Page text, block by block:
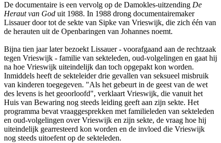
De documentaire is een vervolg op de Damokles-uitzending De
Heraut van God uit 1988. In 1988 drong documentairemaker
Lissauer door tot de sekte van Sipke van Vrieswijk, die zich één van
de herauten uit de Openbaringen van Johannes noemt.
Bijna tien jaar later bezoekt Lissauer - voorafgaand aan de rechtzaak
tegen Vrieswijk - familie van sekteleden, oud-volgelingen en gaat hij
na hoe Vrieswijk uiteindelijk dan toch opgepakt kon worden.
Inmiddels heeft de sekteleider drie gevallen van seksueel misbruik
van kinderen toegegeven. "Als het gebeurt in de geest van de wet
des levens is het geoorloofd", verklaart Vrieswijk, die vanuit het
Huis van Bewaring nog steeds leiding geeft aan zijn sekte. Het
programma bevat vraaggesprekken met familieleden van sekteleden
en oud-volgelingen over Vrieswijk en zijn sekte, de vraag hoe hij
uiteindelijk gearresteerd kon worden en de invloed die Vrieswijk
nog steeds uitoefent op de sekteleden.